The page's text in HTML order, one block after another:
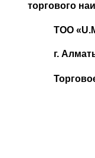
торгового
ТОО
г.